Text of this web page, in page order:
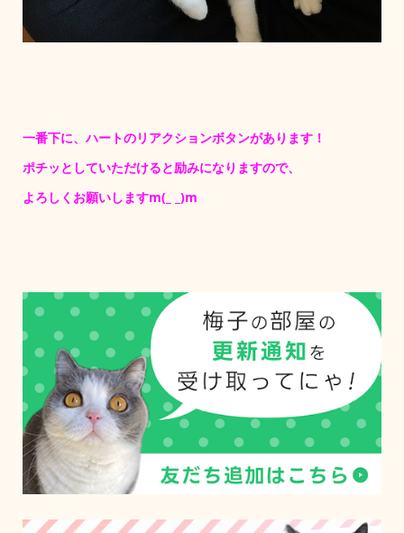
一番下に、ハートのリアクションボタンがあります！
ポチッとしていただけると励みになりますので、
よろしくお願いしますm(_ _)m